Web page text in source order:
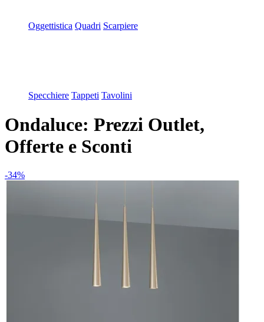
Oggettistica Quadri Scarpiere
Specchiere Tappeti Tavolini
Ondaluce: Prezzi Outlet,
Offerte e Sconti
-34%